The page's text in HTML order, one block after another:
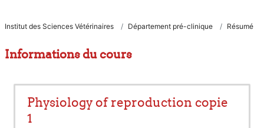
Institut des Sciences Vétérinaires Département pré-clinique Résumé
Informations du cours
Physiology of reproduction copie
1